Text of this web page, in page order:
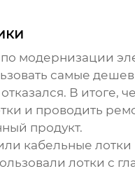
модернизации
самые
отказался. В итоге,
и проводить
продукт.
кабельные
лотки с